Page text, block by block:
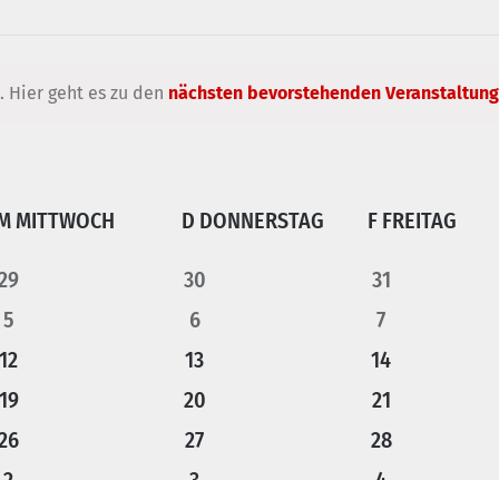
Hier geht es zu den nächsten bevorstehenden
MITTWOCH D DONNERSTAG F FREITAG
Veranstaltungen
0
Veranstaltungen
30
0
31
0
Veranstaltungen
5
0
Veranstaltungen
6
0
7
0
Veranstaltungen
12
0
Veranstaltungen
13
0
14
0
19
0
Veranstaltungen
20
0
21
0
27
0
28